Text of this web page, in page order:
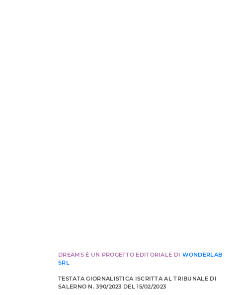
DREAMS È UN PROGETTO EDITORIALE DI WONDERLAB
SRL
TESTATA GIORNALISTICA ISCRITTA AL TRIBUNALE DI
SALERNO N. 390/2023 DEL 15/02/2023